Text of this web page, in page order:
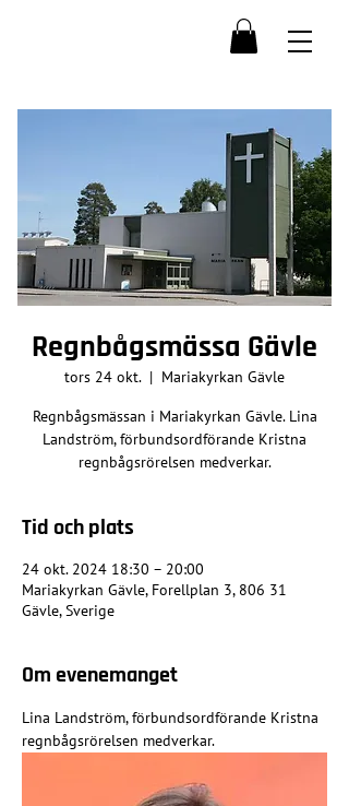
Regnbågsmässa Gävle
tors 24 okt.
  |
Mariakyrkan Gävle
Regnbågsmässan i Mariakyrkan Gävle. Lina
Landström, förbundsordförande Kristna
regnbågsrörelsen medverkar.
Tid och plats
24 okt. 2024 18:30 – 20:00
Mariakyrkan Gävle, Forellplan 3, 806 31
Gävle, Sverige
Om evenemanget
Lina Landström, förbundsordförande Kristna
regnbågsrörelsen medverkar.